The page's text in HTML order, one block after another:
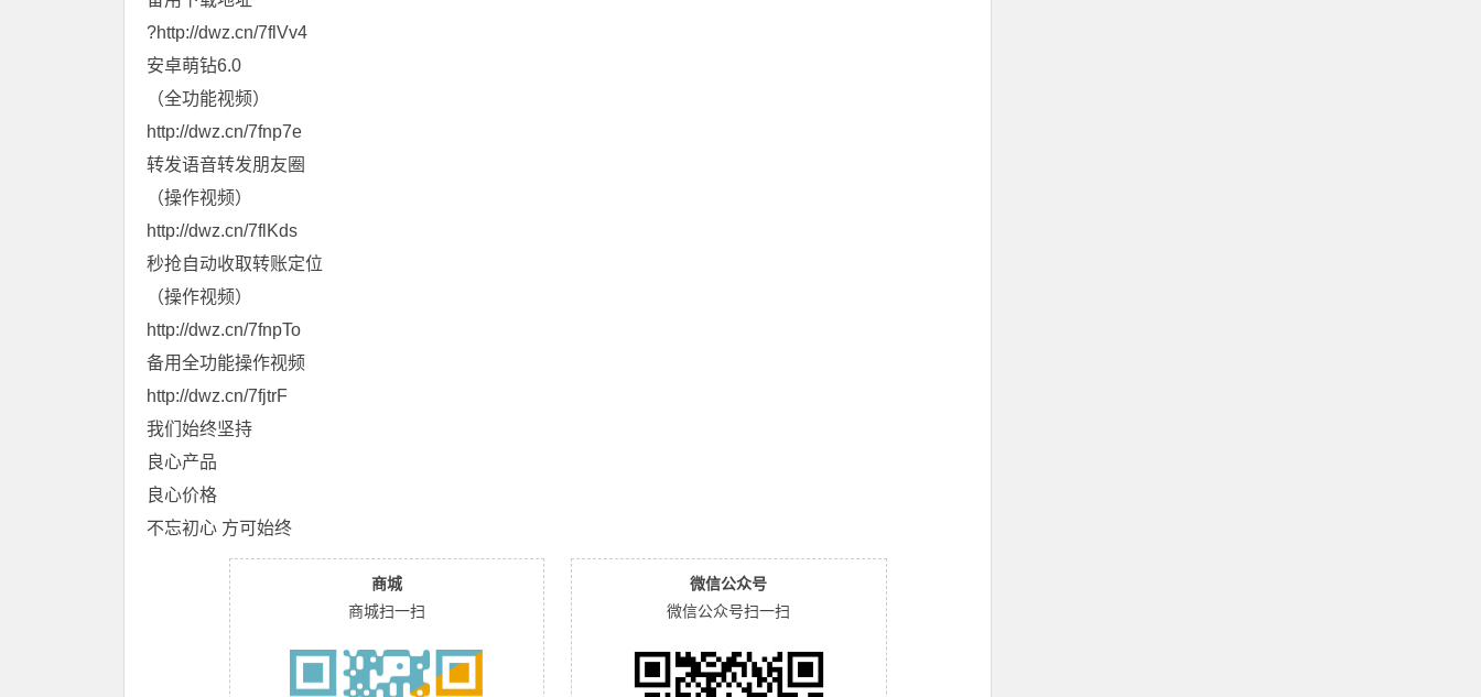
?http://dwz.cn/7flVv4
安卓萌钻6.0
（全功能视频）
http://dwz.cn/7fnp7e
转发语音转发朋友圈
（操作视频）
http://dwz.cn/7flKds
秒抢自动收取转账定位
（操作视频）
http://dwz.cn/7fnpTo
备用全功能操作视频
http://dwz.cn/7fjtrF
我们始终坚持
良心产品
良心价格
不忘初心 方可始终
商城
商城扫一扫
微信公众号
微信公众号扫一扫